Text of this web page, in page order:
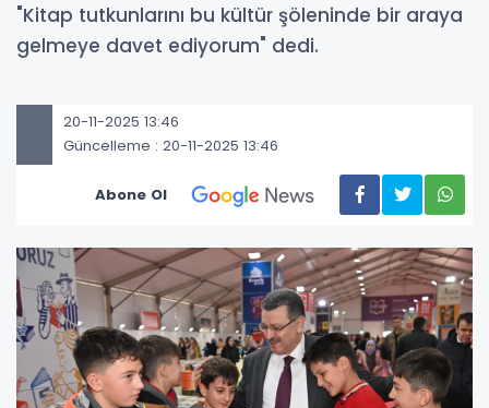
"Kitap tutkunlarını bu kültür şöleninde bir araya
gelmeye davet ediyorum" dedi.
20-11-2025 13:46
Güncelleme : 20-11-2025 13:46
Abone Ol